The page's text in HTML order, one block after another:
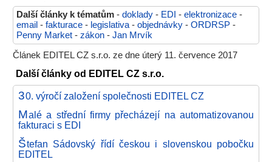
Další články k tématům - doklady - EDI - elektronizace -
email - fakturace - legislativa - objednávky - ORDRSP -
Penny Market - zákon - Jan Mrvík
Článek EDITEL CZ s.r.o. ze dne úterý 11. července 2017
Další články od EDITEL CZ s.r.o.
30. výročí založení společnosti EDITEL CZ
Malé a střední firmy přecházejí na automatizovanou
fakturaci s EDI
Štefan Sádovský řídí českou i slovenskou pobočku
EDITEL